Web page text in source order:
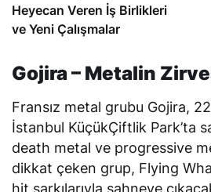
Heyecan Veren İş Birlikleri
ve Yeni Çalışmalar
Gojira – Metalin
Fransız metal grubu Gojira,
İstanbul KüçükÇiftlik Park’ta
death metal ve progressive
dikkat çeken grup, Flying
hit şarkılarıyla sahneye